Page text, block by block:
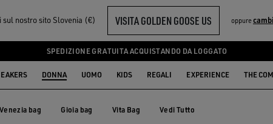
sul nostro sito Slovenia (€) VISITA GOLDEN GOOSE US oppure
SPEDIZIONE GRATUITA ACQUISTANDO DA LOGGATO
DONNA UOMO KIDS REGALI EXPERIENCE THE
Venezia bag Gioia bag Vita Bag Vedi Tutto